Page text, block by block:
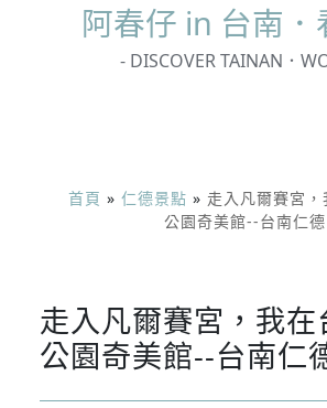
阿春仔 in 台南．
- DISCOVER TAINAN．
首頁 » 仁德景點 » 走入凡爾賽宮
公園奇美館--台南仁德
走入凡爾賽宮，我在
公園奇美館--台南仁